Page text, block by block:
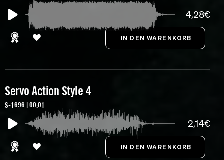
4,28€
Servo Action Style 4
S-1696 | 00:01
2,14€